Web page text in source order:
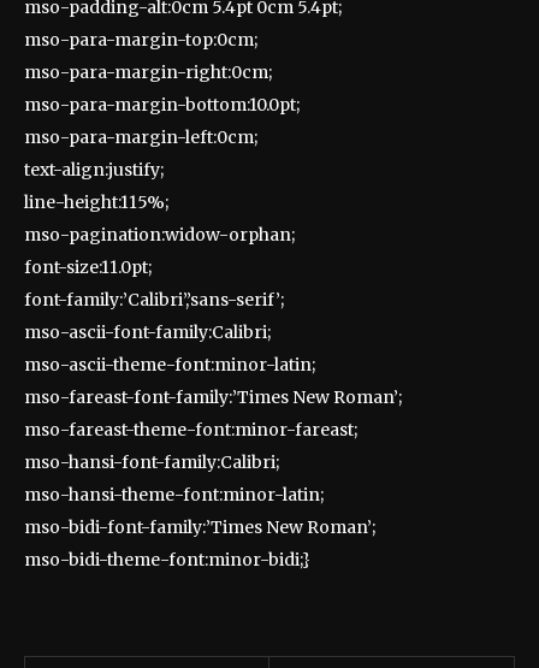
mso-padding-alt:0cm 5.4pt 0cm 5.4pt;
mso-para-margin-top:0cm;
mso-para-margin-right:0cm;
mso-para-margin-bottom:10.0pt;
mso-para-margin-left:0cm;
text-align:justify;
line-height:115%;
mso-pagination:widow-orphan;
font-size:11.0pt;
font-family:’Calibri’,’sans-serif’;
mso-ascii-font-family:Calibri;
mso-ascii-theme-font:minor-latin;
mso-fareast-font-family:’Times New Roman’;
mso-fareast-theme-font:minor-fareast;
mso-hansi-font-family:Calibri;
mso-hansi-theme-font:minor-latin;
mso-bidi-font-family:’Times New Roman’;
mso-bidi-theme-font:minor-bidi;}